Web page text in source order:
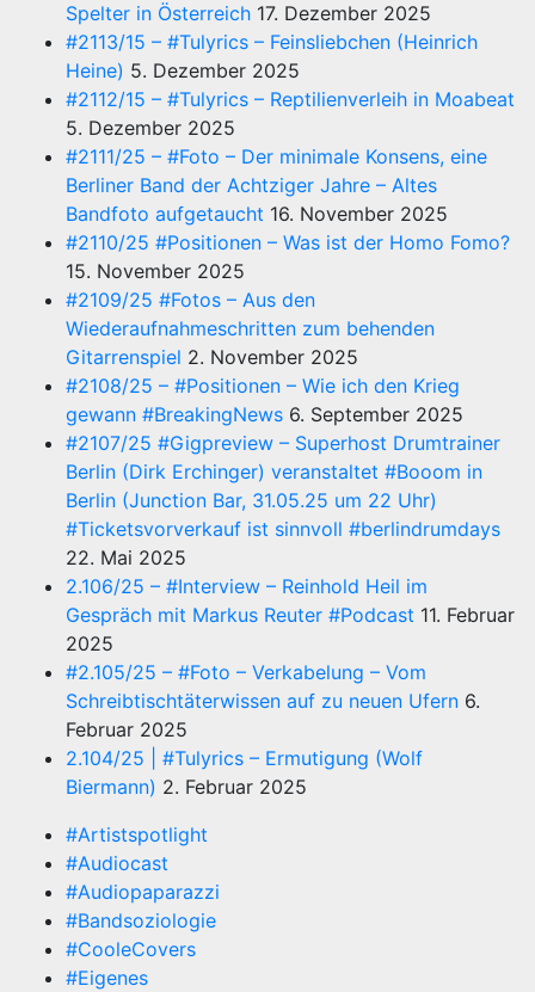
Spelter in Österreich 17. Dezember 2025
#2113/15 – #Tulyrics – Feinsliebchen (Heinrich
Heine) 5. Dezember 2025
#2112/15 – #Tulyrics – Reptilienverleih in Moabeat
5. Dezember 2025
#2111/25 – #Foto – Der minimale Konsens, eine
Berliner Band der Achtziger Jahre – Altes
Bandfoto aufgetaucht 16. November 2025
#2110/25 #Positionen – Was ist der Homo Fomo?
15. November 2025
#2109/25 #Fotos – Aus den
Wiederaufnahmeschritten zum behenden
Gitarrenspiel 2. November 2025
#2108/25 – #Positionen – Wie ich den Krieg
gewann #BreakingNews 6. September 2025
#2107/25 #Gigpreview – Superhost Drumtrainer
Berlin (Dirk Erchinger) veranstaltet #Booom in
Berlin (Junction Bar, 31.05.25 um 22 Uhr)
#Ticketsvorverkauf ist sinnvoll #berlindrumdays
22. Mai 2025
2.106/25 – #Interview – Reinhold Heil im
Gespräch mit Markus Reuter #Podcast 11. Februar
2025
#2.105/25 – #Foto – Verkabelung – Vom
Schreibtischtäterwissen auf zu neuen Ufern 6.
Februar 2025
2.104/25 | #Tulyrics – Ermutigung (Wolf
Biermann) 2. Februar 2025
#Artistspotlight
#Audiocast
#Audiopaparazzi
#Bandsoziologie
#CooleCovers
#Eigenes